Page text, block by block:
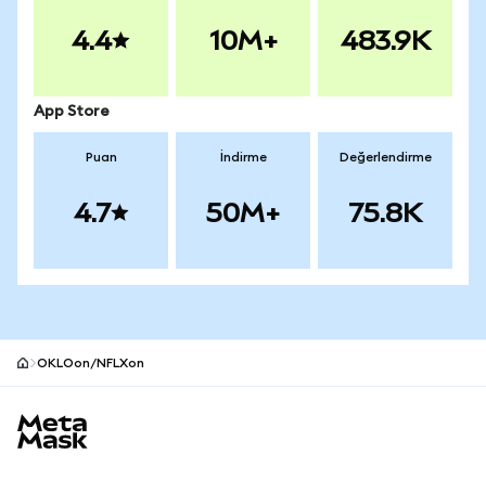
4.4 10M+ 483.9K
App Store
Puan
4.7
İndirme
50M+
Değerlendirme
75.8K
OKLOon/NFLXon